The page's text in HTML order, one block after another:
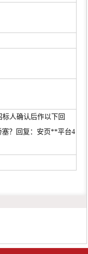
人确认后作以下回
塞？回复：安页**平台4